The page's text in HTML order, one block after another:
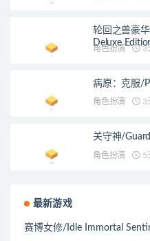
轮回之兽豪
Deluxe
角色扮演 3
病原：克服/
角色扮演 3
关守神/
角色扮演 5
最新游戏
赛博女修/Idle Immortal